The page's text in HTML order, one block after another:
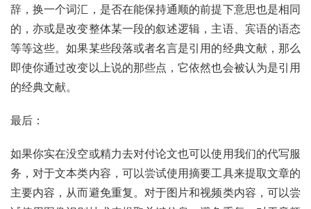
辞，换一个词汇，是否在能保持通顺的前提下意思也是相同
的，亦或是改变整体某一段的叙述逻辑，主语、宾语的语态
等等这些。如果某些段落或者名言是引用的经典文献，那么
即使你通过改变以上说的那些点，它依然也会被认为是引用
的经典文献。
最后：
如果你实在没空或精力去对付论文也可以使用我们的代写服
务，对于文本类内容，可以尝试使用摘要工具来提取文章的
主要内容，从而避免重复。对于图片和视频类内容，可以尝